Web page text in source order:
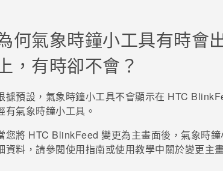
何氣象時鐘小工具有時會
，有時卻不會？
據預設，氣象時鐘小工具不會顯示在 HTC
有氣象時鐘小工具。
您將 HTC BlinkFeed 變更為主畫面後，氣象時
資料，請參閱使用指南或使用教學中關於變更主